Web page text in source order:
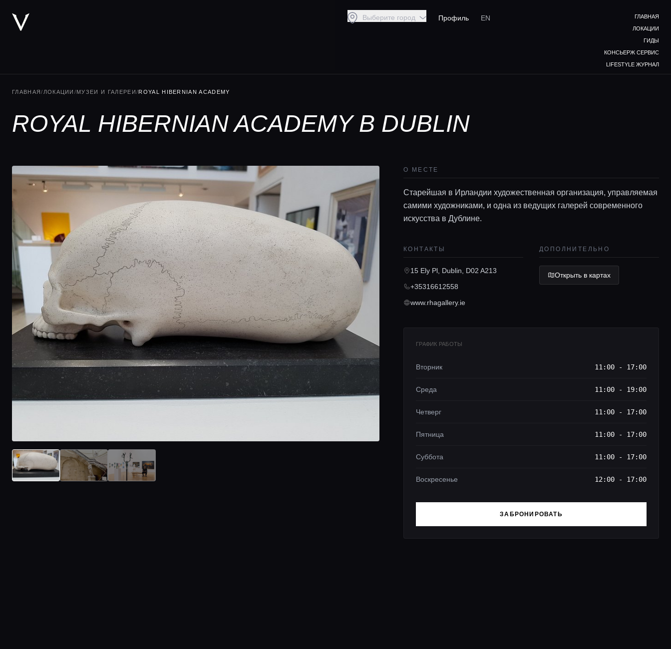
Выберите город Профиль EN
ГЛАВНАЯ
ЛОКАЦИИ
ГИДЫ
КОНСЬЕРЖ СЕРВИС
LIFESTYLE ЖУРНАЛ
ГЛАВНАЯ/ ЛОКАЦИИ /МУЗЕИ И ГАЛЕРЕИ/ROYAL HIBERNIAN ACADEMY
ROYAL HIBERNIAN ACADEMY В DUBLIN
О МЕСТЕ
Старейшая в Ирландии художественная организация, управляемая
самими художниками, и одна из ведущих галерей современного
искусства в Дублине.
КОНТАКТЫ
15 Ely Pl, Dublin, D02 A213
+35316612558
www.rhagallery.ie
ДОПОЛНИТЕЛЬНО
Открыть в картах
ГРАФИК РАБОТЫ
Вторник 11:00 - 17:00
Среда 11:00 - 19:00
Четверг 11:00 - 17:00
Пятница 11:00 - 17:00
Суббота 11:00 - 17:00
Воскресенье 12:00 - 17:00
ЗАБРОНИРОВАТЬ